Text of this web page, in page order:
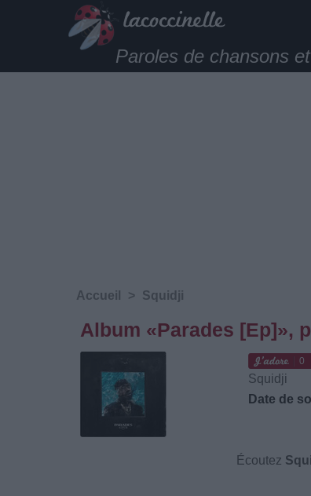
Paroles de chansons
Accueil > Squidji
Album «Parades [Ep]»,
0
Squidji
Date de
Écoutez